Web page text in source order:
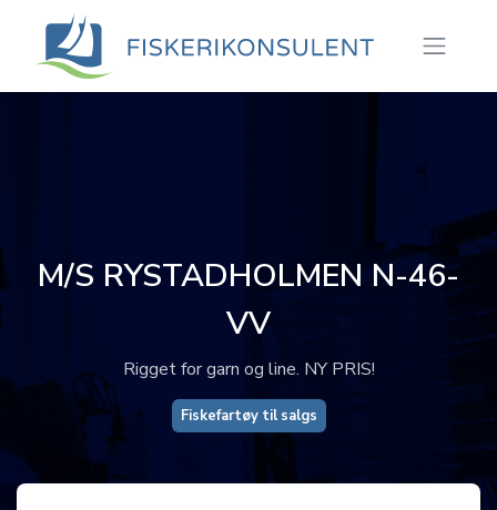
M/S RYSTADHOLMEN N-46-
VV
Rigget for garn og line. NY PRIS!
Fiskefartøy til salgs